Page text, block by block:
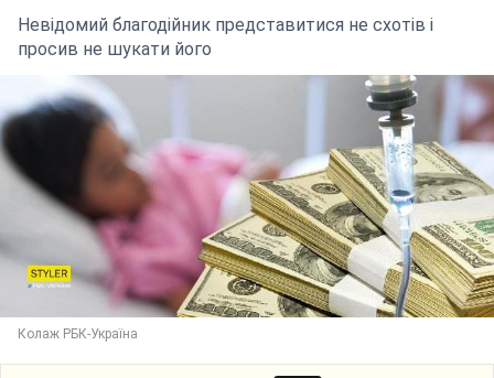
Невідомий благодійник представитися не схотів і
просив не шукати його
Колаж РБК-Україна